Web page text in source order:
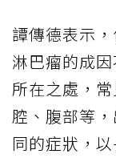
譚傳德表示
淋巴瘤的成
所在之處，
腔、腹部等
同的症狀，